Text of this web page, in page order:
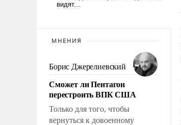
МНЕНИЯ
Борис Джерелиевский
Сможет ли Пентагон
перестроить ВПК США
Только для того, чтобы
вернуться к довоенному